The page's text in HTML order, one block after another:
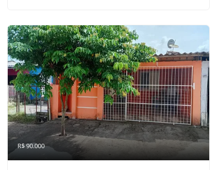
R$ 90.000